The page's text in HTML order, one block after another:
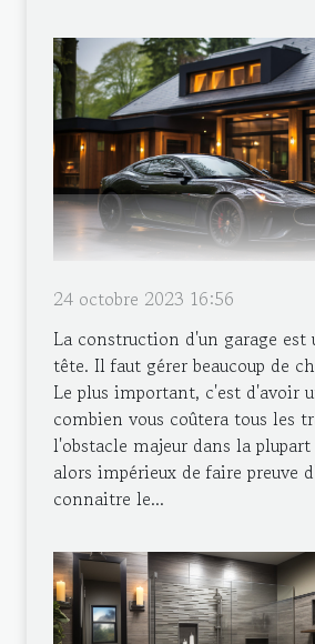
24 octobre 2023 16:56
La construction d'un garage est
tête. Il faut gérer beaucoup de
Le plus important, c'est d'avoir
combien vous coûtera tous les
l'obstacle majeur dans la
alors impérieux de faire preuve
connaitre le...